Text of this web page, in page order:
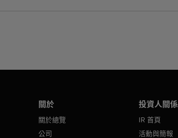
關於
關於總覽
公司
投資人關係
IR 首頁
活動與簡報